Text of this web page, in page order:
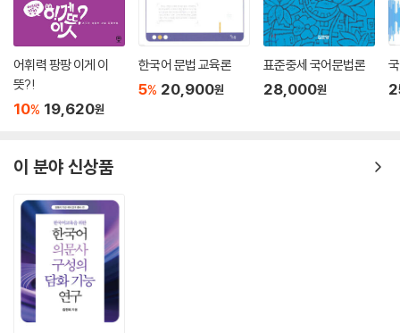
어휘력 팡팡 이게 이
뜻?!
10% 19,620원
한국어 문법 교육론
5% 20,900원
표준중세 국어문법론
28,000원
이 분야 신상품